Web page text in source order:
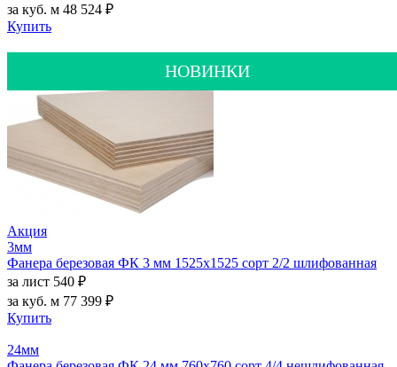
за куб. м 48 524 ₽
Купить
НОВИНКИ
Акция
3мм
Фанера березовая ФК 3 мм 1525х1525 сорт 2/2 шлифованная
за лист 540 ₽
за куб. м 77 399 ₽
Купить
24мм